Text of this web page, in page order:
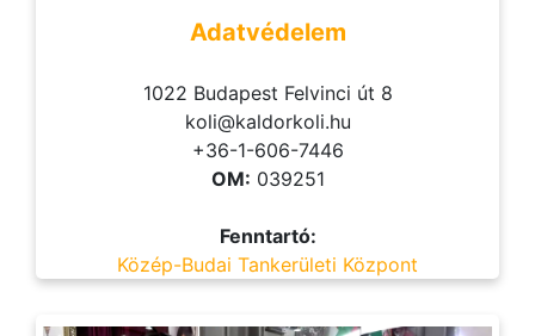
Adatvédelem
1022 Budapest Felvinci út 8
koli@kaldorkoli.hu
+36-1-606-7446
OM: 039251
Fenntartó:
Közép-Budai Tankerületi Központ